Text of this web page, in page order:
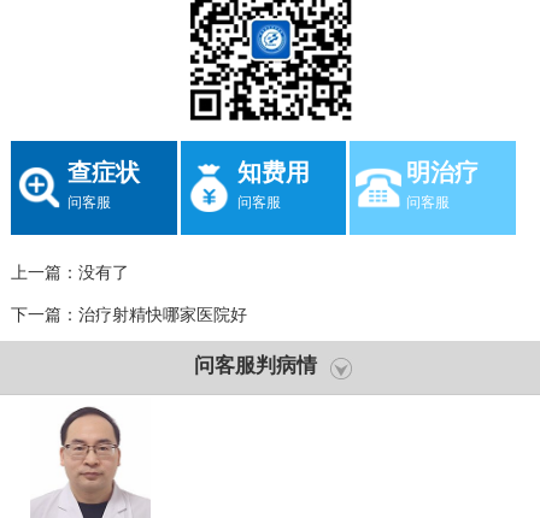
查症状
问客服
知费用
问客服
明治疗
问客服
上一篇：没有了
下一篇： 治疗射精快哪家医院好
问客服判病情